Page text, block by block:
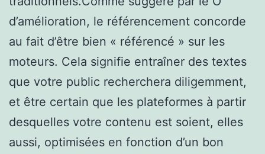
d’amélioration, le référencement concorde
au fait d’être bien « référencé » sur les
moteurs. Cela signifie entraîner des textes
que votre public recherchera diligemment,
et être certain que les plateformes à partir
desquelles votre contenu est soient, elles
aussi, optimisées en fonction d’un bon